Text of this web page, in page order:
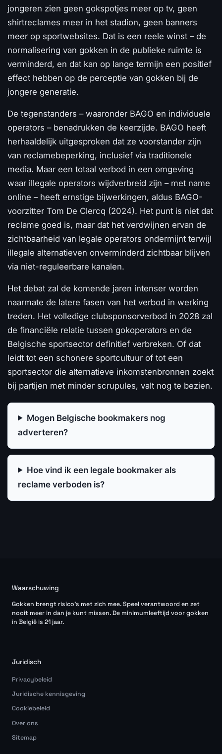
jongeren zien geen gokspotjes meer op tv, geen
shirtreclames meer in het stadion, geen banners
meer op sportwebsites. Dat is een reele winst – de
normalisering van gokken in de publieke ruimte is
verminderd, en dat kan op lange termijn een positief
effect hebben op de perceptie van gokken bij de
jongere generatie.
De tegenstanders – waaronder BAGO en individuele
operators – benadrukken de keerzijde. BAGO heeft
herhaaldelijk uitgesproken dat ze voorstander zijn
van reclamebeperking, inclusief via traditionele
media. Maar een totaal verbod in een omgeving
waar illegale operators wijdverbreid zijn – met name
online – heeft ernstige bijwerkingen, aldus BAGO-
voorzitter Tom De Clercq (2024). Het punt is niet dat
reclame goed is, maar dat het verdwijnen ervan de
zichtbaarheid van legale operators ondermijnt terwijl
illegale alternatieven onverminderd zichtbaar blijven
via niet-reguleerbare kanalen.
Het debat zal de komende jaren intenser worden
naarmate de latere fasen van het verbod in werking
treden. Het volledige clubsponsorverbod in 2028 zal
de financiële relatie tussen gokoperators en de
Belgische sportsector definitief verbreken. Of dat
leidt tot een schonere sportcultuur of tot een
sportsector die alternatieve inkomstenbronnen zoekt
bij partijen met minder scrupules, valt nog te bezien.
Mogen Belgische bookmakers nog
adverteren?
Hoe vind ik een legale bookmaker als
reclame verboden is?
Waarschuwing
Gokken brengt risico's met zich mee. Speel verantwoord en zet
nooit meer in dan je kunt missen. De minimumleeftijd voor gokken
in België is 21 jaar.
Juridisch
Privacybeleid
Juridische kennisgeving
Cookiebeleid
Over ons
Sitemap